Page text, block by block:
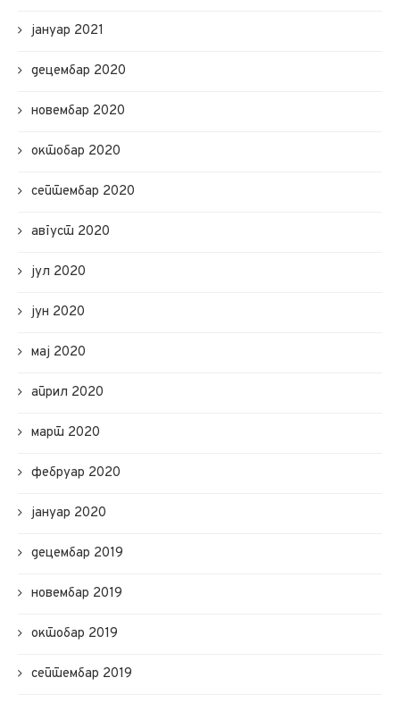
јануар 2021
децембар 2020
новембар 2020
октобар 2020
септембар 2020
август 2020
јул 2020
јун 2020
мај 2020
април 2020
март 2020
фебруар 2020
јануар 2020
децембар 2019
новембар 2019
октобар 2019
септембар 2019